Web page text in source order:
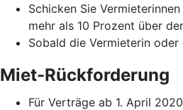
Schicken Sie
mehr als 10 Prozent über
Sobald die Vermieterin
Miet-Rückforderung
Für Verträge ab 1. April